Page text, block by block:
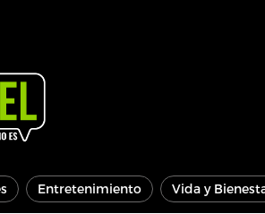
Entretenimiento Vida y